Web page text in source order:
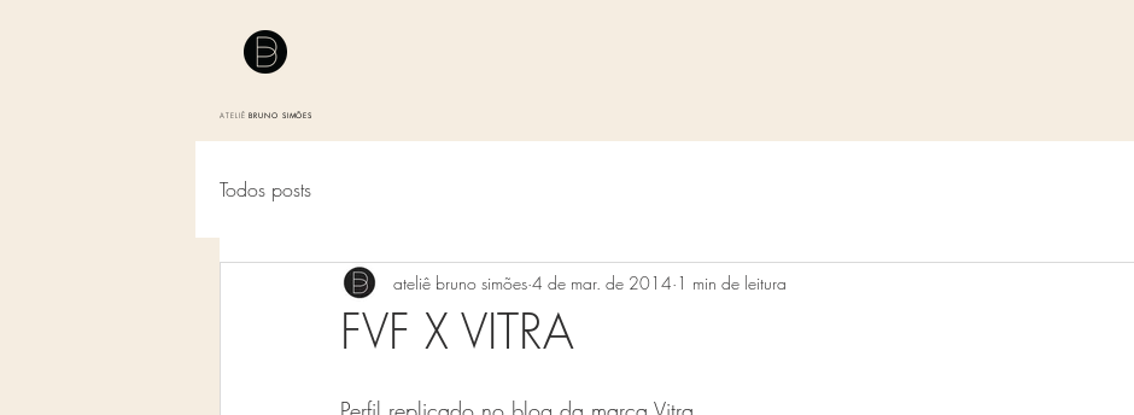
ATELIÊBRUNO SIMÕES
Todos posts
FVF X VITRA
ateliê bruno simões 4 de mar. de 2014 1 min de leitura